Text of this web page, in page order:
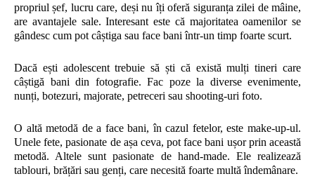
propriul șef, lucru care, deși nu îți oferă siguranța zilei de mâine,
are avantajele sale. Interesant este că majoritatea oamenilor se
gândesc cum pot câștiga sau face bani într-un timp foarte scurt.
Dacă ești adolescent trebuie să ști că există mulți tineri care
câștigă bani din fotografie. Fac poze la diverse evenimente,
nunți, botezuri, majorate, petreceri sau shooting-uri foto.
O altă metodă de a face bani, în cazul fetelor, este make-up-ul.
Unele fete, pasionate de așa ceva, pot face bani ușor prin această
metodă. Altele sunt pasionate de hand-made. Ele realizează
tablouri, brățări sau genți, care necesită foarte multă îndemânare.